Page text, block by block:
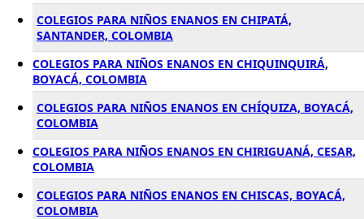
COLEGIOS PARA NIÑOS ENANOS EN CHIPATÁ,
SANTANDER, COLOMBIA
COLEGIOS PARA NIÑOS ENANOS EN CHIQUINQUIRÁ,
BOYACÁ, COLOMBIA
COLEGIOS PARA NIÑOS ENANOS EN CHÍQUIZA, BOYACÁ,
COLOMBIA
COLEGIOS PARA NIÑOS ENANOS EN CHIRIGUANÁ, CESAR,
COLOMBIA
COLEGIOS PARA NIÑOS ENANOS EN CHISCAS, BOYACÁ,
COLOMBIA